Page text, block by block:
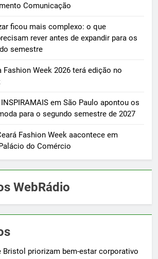
Comunicação
ficou mais complexo: o que
rever antes de expandir para os
semestre
Fashion Week 2026 terá edição no
em São Paulo apontou os
para o segundo semestre de 2027
Fashion Week aacontece em
do Comércio
WebRádio
Bristol priorizam bem-estar corporativo